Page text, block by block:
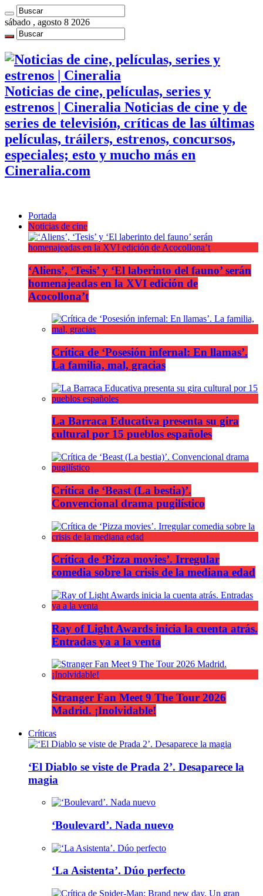
sábado , agosto 8 2026
Noticias de cine, películas, series y
estrenos | Cineralia Noticias de cine y de
series de televisión, críticas de las últimas
películas, tráilers, estrenos, concursos,
especiales; esto y mucho más en
Cineralia.com
Portada
Noticias de cine
‘Aliens’, ‘Tesis’ y ‘El laberinto del fauno’ serán
homenajeadas en la XVI edición de
Acocollona’t
Crítica de ‘Posesión infernal: En llamas’.
La familia, mal, gracias
La Barraca Educativa presenta su gira
cultural por 15 pueblos españoles
Crítica de ‘Beast (La bestia)’.
Convencional drama pugilístico
Crítica de ‘Pizza movies’. Irregular
comedia sobre la crisis de la mediana edad
Ray of Light Awards inicia la cuenta atrás.
Entradas ya a la venta
Stranger Fan Meet 9 The Tour 2026
Madrid. ¡Inolvidable!
Críticas
‘El Diablo se viste de Prada 2’. Desaparece la
magia
‘Boulevard’. Nada nuevo
‘La Asistenta’. Dúo perfecto